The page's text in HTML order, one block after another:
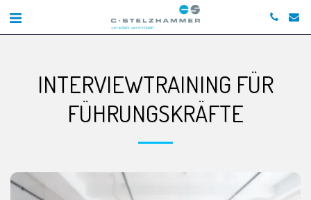
INTERVIEWTRAINING FÜR
FÜHRUNGSKRÄFTE